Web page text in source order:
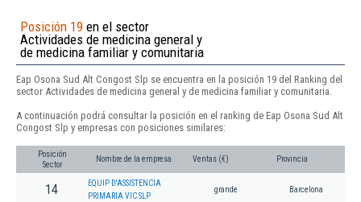
Posición 19 en el sector
Actividades de medicina general y
de medicina familiar y comunitaria
Eap Osona Sud Alt Congost Slp se encuentra en la posición 19 del Ranking del
sector Actividades de medicina general y de medicina familiar y comunitaria.
A continuación podrá consultar la posición en el ranking de Eap Osona Sud Alt
Congost Slp y empresas con posiciones similares:
Posición
Sector
Nombre de la empresa Ventas (€) Provincia
14
EQUIP D'ASSISTENCIA
PRIMARIA VIC SLP
grande Barcelona